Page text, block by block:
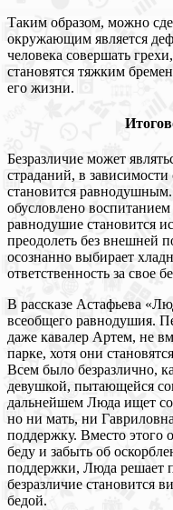
Таким образом, можно
окружающим является
человека совершать
становятся тяжким
его жизни.
Безразличие может
страданий, в
становится
обусловлено
равнодушие становится
преодолеть без внешней
осознанно выбирает
ответственность за свое
В рассказе Астафьева
всеобщего равнодушия.
даже кавалер Артем, не
парке, хотя они
Всем было безразлично,
девушкой, пытающейся
дальнейшем Люда ищет
но ни мать, ни
поддержку. Вместо этого
беду и забыть об
поддержки, Люда решает
безразличие становится
бедой.